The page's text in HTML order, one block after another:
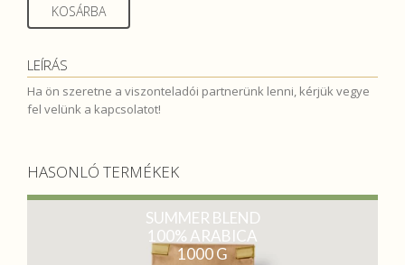
KOSÁRBA
LEÍRÁS
Ha ön szeretne a viszonteladói partnerünk lenni, kérjük vegye
fel velünk a kapcsolatot!
HASONLÓ TERMÉKEK
SUMMER BLEND
100% ARABICA
1000 G